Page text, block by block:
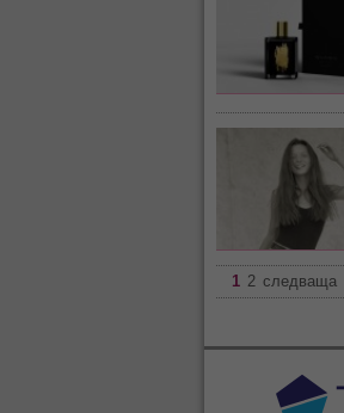
1 2 следваща